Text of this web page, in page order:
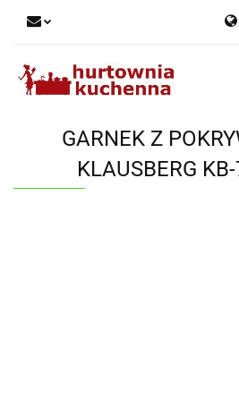
GARNEK Z
KLAUSBERG